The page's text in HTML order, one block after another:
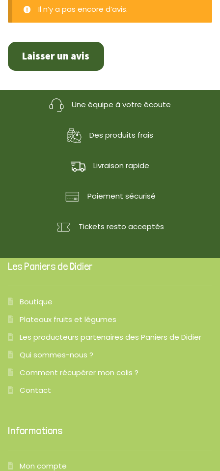
Il n’y a pas encore d’avis.
Laisser un avis
Une équipe à votre écoute
Des produits frais
Livraison rapide
Paiement sécurisé
Tickets resto acceptés
Les Paniers de Didier
Boutique
Plateaux fruits et légumes
Les producteurs partenaires des Paniers de Didier
Qui sommes-nous ?
Comment récupérer mon colis ?
Contact
Informations
Mon compte